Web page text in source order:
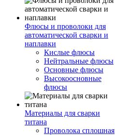
Флюсы и проволоки для
автоматической сварки и
наплавки
Кислые флюсы
Нейтральные флюсы
Основные флюсы
Высокоосновные
флюсы
Материалы для сварки
титана
Проволока сплошная